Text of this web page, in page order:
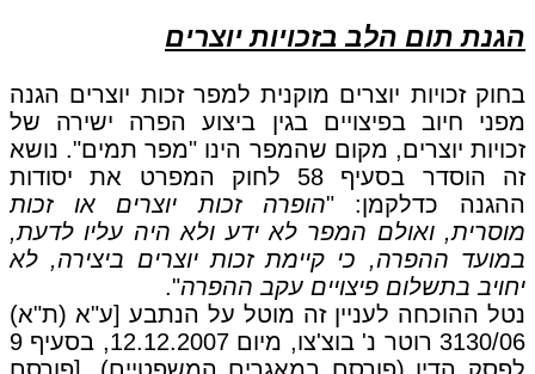
הגנת תום הלב בזכויות יוצרים
בחוק זכויות יוצרים מוקנית למפר זכות יוצרים הגנה
מפני חיוב בפיצויים בגין ביצוע הפרה ישירה של
זכויות יוצרים, מקום שהמפר הינו "מפר תמים". נושא
זה הוסדר בסעיף 58 לחוק המפרט את יסודות
ההגנה כדלקמן: "הופרה זכות יוצרים או זכות
מוסרית, ואולם המפר לא ידע ולא היה עליו לדעת,
במועד ההפרה, כי קיימת זכות יוצרים ביצירה, לא
יחויב בתשלום פיצויים עקב ההפרה".
נטל ההוכחה לעניין זה מוטל על הנתבע [ע"א (ת"א)
3130/06 רוטר נ' בוצ'צו, מיום 12.12.2007, בסעיף 9